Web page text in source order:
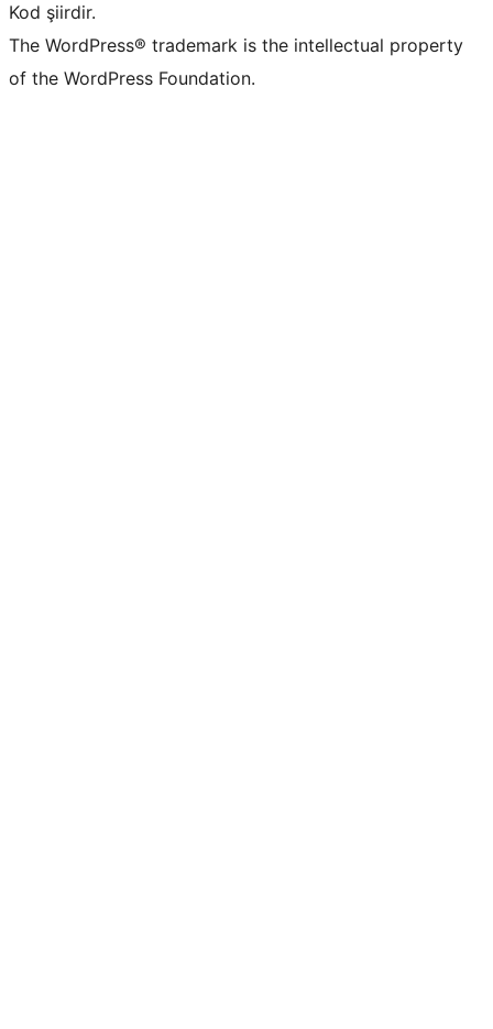
Kod şiirdir.
The WordPress® trademark is the intellectual property
of the WordPress Foundation.